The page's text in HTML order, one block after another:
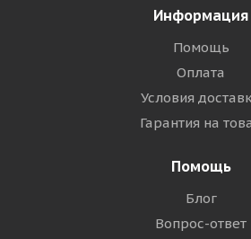
Информация
Помощь
Оплата
Условия
Гарантия на
Помощь
Блог
Вопрос-ответ